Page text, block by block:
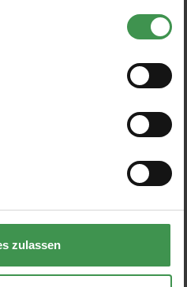
zulassen
kombiniert
ruhige
für Räume mit